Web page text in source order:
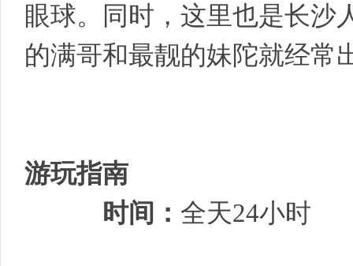
眼球。同时，这里也是长沙
的满哥和最靓的妹陀就经常
游玩指南
时间： 全天24小时